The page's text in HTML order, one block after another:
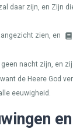
daar zijn, en Zijn
zien, en
geen nacht zijn, en
de Heere God
eeuwigheid.